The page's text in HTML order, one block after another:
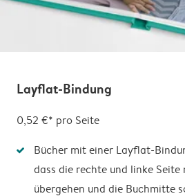
Layflat-Bindung
0,52 €* pro Seite
Bücher mit einer Layflat-
dass die rechte und linke
übergehen und die Buchmitte